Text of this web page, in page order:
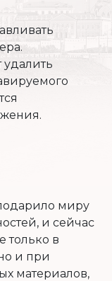
удалить
миру
и сейчас
только в
и при
материалов,